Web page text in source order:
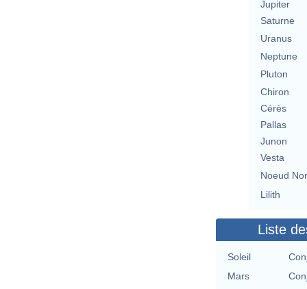
Jupiter
Saturne
Uranus
Neptune
Pluton
Chiron
Cérès
Pallas
Junon
Vesta
Noeud
Lilith
Liste
Soleil
Mars